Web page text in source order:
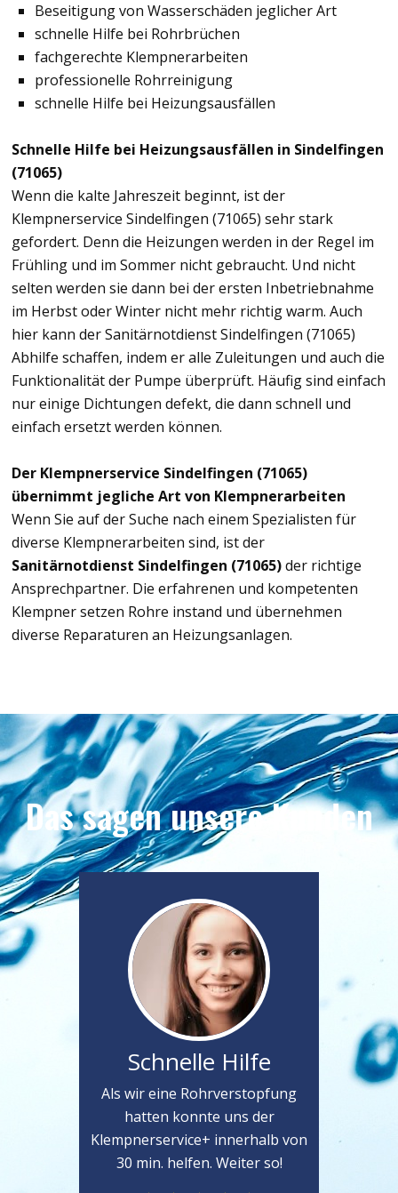
Beseitigung von Wasserschäden jeglicher Art
schnelle Hilfe bei Rohrbrüchen
fachgerechte Klempnerarbeiten
professionelle Rohrreinigung
schnelle Hilfe bei Heizungsausfällen
Schnelle Hilfe bei Heizungsausfällen in Sindelfingen
(71065)
Wenn die kalte Jahreszeit beginnt, ist der
Klempnerservice Sindelfingen (71065) sehr stark
gefordert. Denn die Heizungen werden in der Regel im
Frühling und im Sommer nicht gebraucht. Und nicht
selten werden sie dann bei der ersten Inbetriebnahme
im Herbst oder Winter nicht mehr richtig warm. Auch
hier kann der Sanitärnotdienst Sindelfingen (71065)
Abhilfe schaffen, indem er alle Zuleitungen und auch die
Funktionalität der Pumpe überprüft. Häufig sind einfach
nur einige Dichtungen defekt, die dann schnell und
einfach ersetzt werden können.
Der Klempnerservice Sindelfingen (71065)
übernimmt jegliche Art von Klempnerarbeiten
Wenn Sie auf der Suche nach einem Spezialisten für
diverse Klempnerarbeiten sind, ist der
Sanitärnotdienst Sindelfingen (71065)der richtige
Ansprechpartner. Die erfahrenen und kompetenten
Klempner setzen Rohre instand und übernehmen
diverse Reparaturen an Heizungsanlagen.
Das sagen unsere Kunden
Schnelle Hilfe
Als wir eine Rohrverstopfung
hatten konnte uns der
Klempnerservice+ innerhalb von
30 min. helfen. Weiter so!